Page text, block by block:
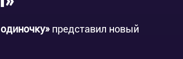
представил новый